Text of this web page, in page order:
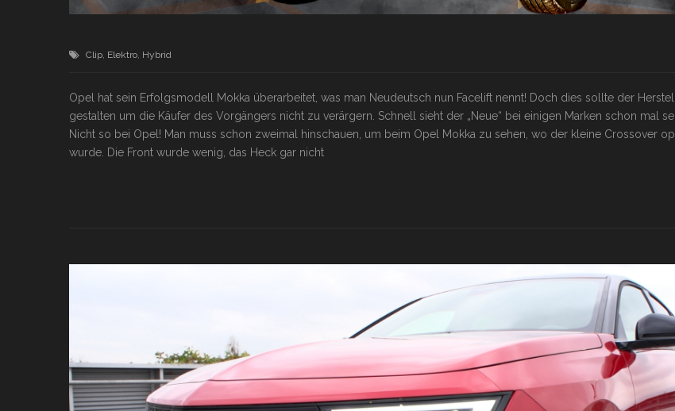
Clip, Elektro, Hybrid
Opel hat sein Erfolgsmodell Mokka überarbeitet, was man Neudeutsch nun Facelift nennt! Doch dies sollte der
gestalten um die Käufer des Vorgängers nicht zu verärgern. Schnell sieht der „Neue“ bei einigen Marken schon mal
Nicht so bei Opel! Man muss schon zweimal hinschauen, um beim Opel Mokka zu sehen, wo der kleine Crossover
wurde. Die Front wurde wenig, das Heck gar nicht